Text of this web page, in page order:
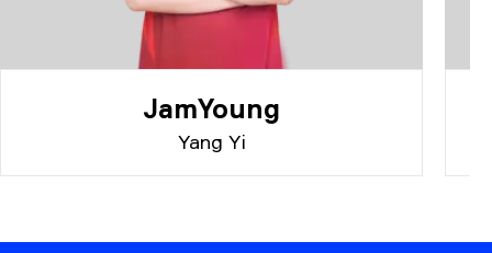
JamYoung
Yang Yi